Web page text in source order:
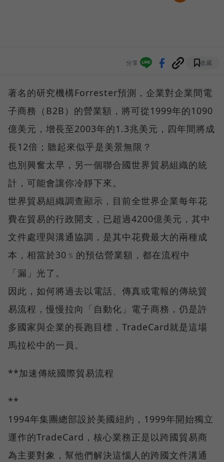
分享 收藏
著名的研究機構Forrester預測，企業對企業間電
子商務（B2B）的營業額，將可從1999年的1090
億美元，增長至2003年的1.3兆美元，四年間將成
長12倍；聽起來似乎是美景無限？
也別興奮太早，另一個聯合國世界貿易組織的統
計，可能會讓你冷靜下來。
世界貿易組織調查顯示，目前全世界企業每年花
費在貿易的行政開支，已超過4200億美元，其中
文件處理與溝通協調，是其中花費最大的兩種成
本，相當於30﹪的預估營業額，都在流程中
「漏」光了。
因此，如何將過去以電話、傳真或電報的傳統貿
易流程，慢慢拉向「自動化」電子商務，仍是許
多國家與企業的長跑目標，TradeCard就是這場
馬拉松中的一員。
**加速傳統國際貿易流程
**
1994年集團總部設於美國紐約，1999年開始獨立
運作的TradeCard，核心業務正是以跨國貿易商
為主要對象，幫他們解決這惱人的跨國文件溝通